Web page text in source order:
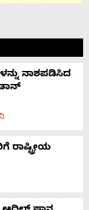
ನಾಶಪಡಿಸಿದ
ರಾಷ್ಟ್ರೀಯ